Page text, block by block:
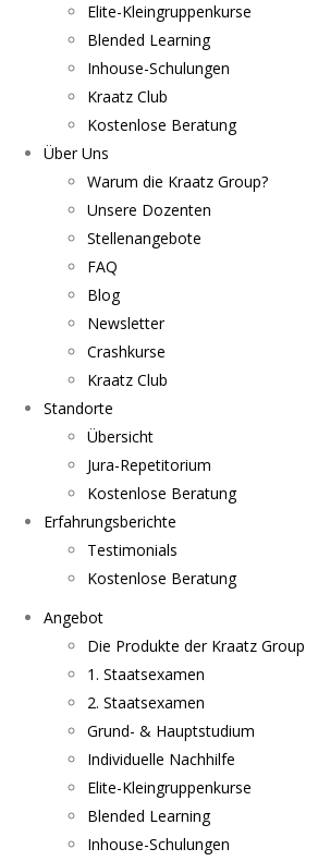
Elite-Kleingruppenkurse
Blended Learning
Inhouse-Schulungen
Kraatz Club
Kostenlose Beratung
Über Uns
Warum die Kraatz Group?
Unsere Dozenten
Stellenangebote
FAQ
Blog
Newsletter
Crashkurse
Kraatz Club
Standorte
Übersicht
Jura-Repetitorium
Kostenlose Beratung
Erfahrungsberichte
Testimonials
Kostenlose Beratung
Angebot
Die Produkte der Kraatz Group
1. Staatsexamen
2. Staatsexamen
Grund- & Hauptstudium
Individuelle Nachhilfe
Elite-Kleingruppenkurse
Blended Learning
Inhouse-Schulungen